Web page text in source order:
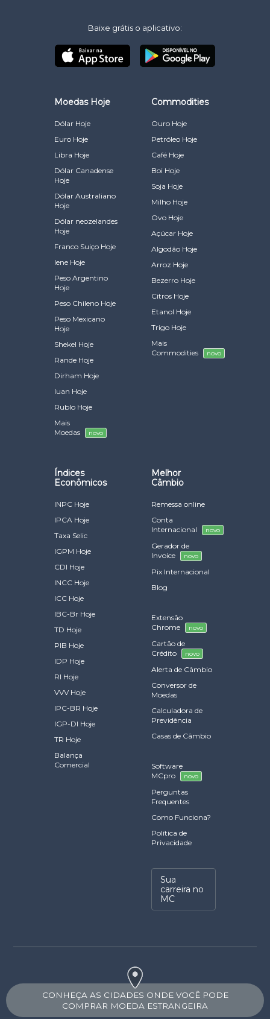
Baixe grátis o aplicativo:
Moedas Hoje
Dólar Hoje
Euro Hoje
Libra Hoje
Dólar Canadense
Hoje
Dólar Australiano
Hoje
Dólar neozelandes
Hoje
Franco Suiço Hoje
Iene Hoje
Peso Argentino
Hoje
Peso Chileno Hoje
Peso Mexicano
Hoje
Shekel Hoje
Rande Hoje
Dirham Hoje
Iuan Hoje
Rublo Hoje
Mais
Moedas
novo
Commodities
Ouro Hoje
Petróleo Hoje
Café Hoje
Boi Hoje
Soja Hoje
Milho Hoje
Ovo Hoje
Açúcar Hoje
Algodão Hoje
Arroz Hoje
Bezerro Hoje
Citros Hoje
Etanol Hoje
Trigo Hoje
Mais
Commodities
novo
Índices
Econômicos
INPC Hoje
IPCA Hoje
Taxa Selic
IGPM Hoje
CDI Hoje
INCC Hoje
ICC Hoje
IBC-Br Hoje
TD Hoje
PIB Hoje
IDP Hoje
RI Hoje
VVV Hoje
IPC-BR Hoje
IGP-DI Hoje
TR Hoje
Balança
Comercial
Melhor
Câmbio
Remessa online
Conta
Internacional
novo
Gerador de
Invoice
novo
Pix Internacional
Blog
Extensão
Chrome
novo
Cartão de
Crédito
novo
Alerta de Câmbio
Conversor de
Moedas
Calculadora de
Previdência
Casas de Câmbio
Software
MCpro
novo
Perguntas
Frequentes
Como Funciona?
Política de
Privacidade
Sua
carreira no
MC
CONHEÇA AS CIDADES ONDE VOCÊ PODE
COMPRAR MOEDA ESTRANGEIRA